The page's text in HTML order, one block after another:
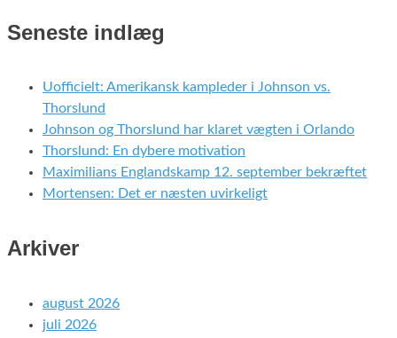
Seneste indlæg
Uofficielt: Amerikansk kampleder i Johnson vs.
Thorslund
Johnson og Thorslund har klaret vægten i Orlando
Thorslund: En dybere motivation
Maximilians Englandskamp 12. september bekræftet
Mortensen: Det er næsten uvirkeligt
Arkiver
august 2026
juli 2026